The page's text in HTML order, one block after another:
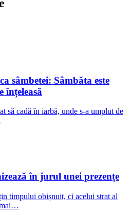
sâmbetei: Sâmbăta este
înțeleasă
să cadă în iarbă, unde s-a umplut de
în jurul unei prezențe
timpului obișnuit, ci acelui strat al
mai…